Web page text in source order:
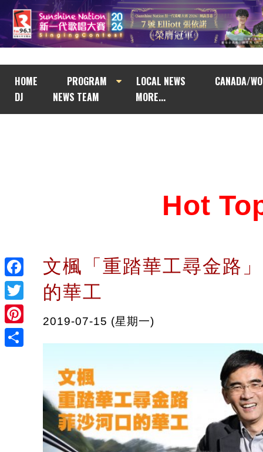
HOME PROGRAM LOCAL NEWS
CANADA/
DJ
NEWS TEAM MORE...
Facebook
Twitter
Pinterest
Hot
文楓「重踏華工尋金路
的華工
2019-07-15 (星期一)